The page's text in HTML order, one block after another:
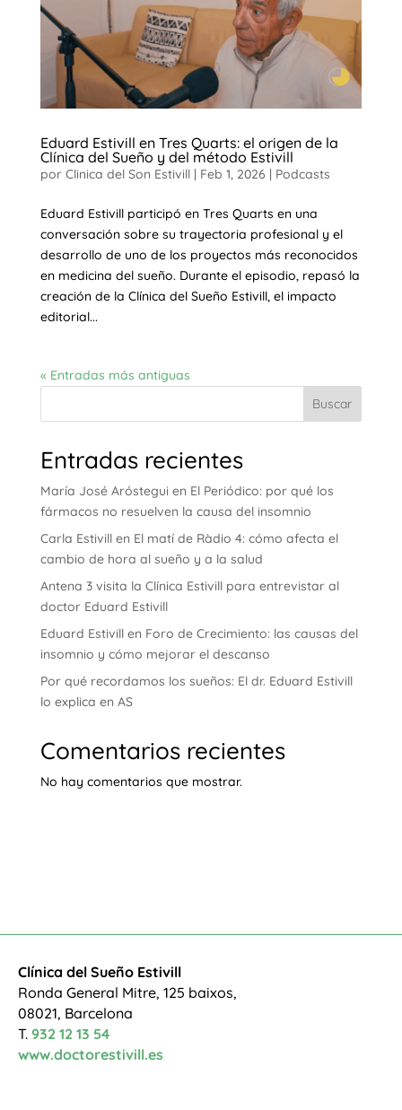
Eduard Estivill en Tres Quarts: el origen de la
Clínica del Sueño y del método Estivill
por Clinica del Son Estivill| Feb 1, 2026 | Podcasts
Eduard Estivill participó en Tres Quarts en una
conversación sobre su trayectoria profesional y el
desarrollo de uno de los proyectos más reconocidos
en medicina del sueño. Durante el episodio, repasó la
creación de la Clínica del Sueño Estivill, el impacto
editorial...
« Entradas más antiguas
Buscar
Entradas recientes
María José Aróstegui en El Periódico: por qué los
fármacos no resuelven la causa del insomnio
Carla Estivill en El matí de Ràdio 4: cómo afecta el
cambio de hora al sueño y a la salud
Antena 3 visita la Clínica Estivill para entrevistar al
doctor Eduard Estivill
Eduard Estivill en Foro de Crecimiento: las causas del
insomnio y cómo mejorar el descanso
Por qué recordamos los sueños: El dr. Eduard Estivill
lo explica en AS
Comentarios recientes
No hay comentarios que mostrar.
Clínica del Sueño Estivill
Ronda General Mitre, 125 baixos,
08021, Barcelona
T. 932 12 13 54
www.doctorestivill.es